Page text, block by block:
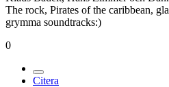
The rock, Pirates of the caribbean,
grymma soundtracks:)
0
Citera